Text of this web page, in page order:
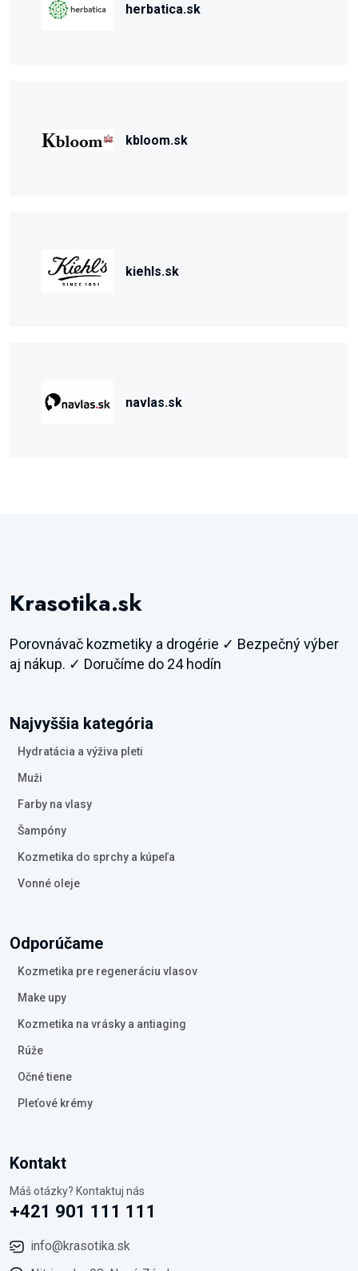
herbatica.sk
kbloom.sk
kiehls.sk
navlas.sk
Krasotika.sk
Porovnávač kozmetiky a drogérie ✓ Bezpečný výber
aj nákup. ✓ Doručíme do 24 hodín
Najvyššia kategória
Hydratácia a výživa pleti
Muži
Farby na vlasy
Šampóny
Kozmetika do sprchy a kúpeľa
Vonné oleje
Odporúčame
Kozmetika pre regeneráciu vlasov
Make upy
Kozmetika na vrásky a antiaging
Rúže
Očné tiene
Pleťové krémy
Kontakt
Máš otázky? Kontaktuj nás
+421 901 111 111
info@krasotika.sk